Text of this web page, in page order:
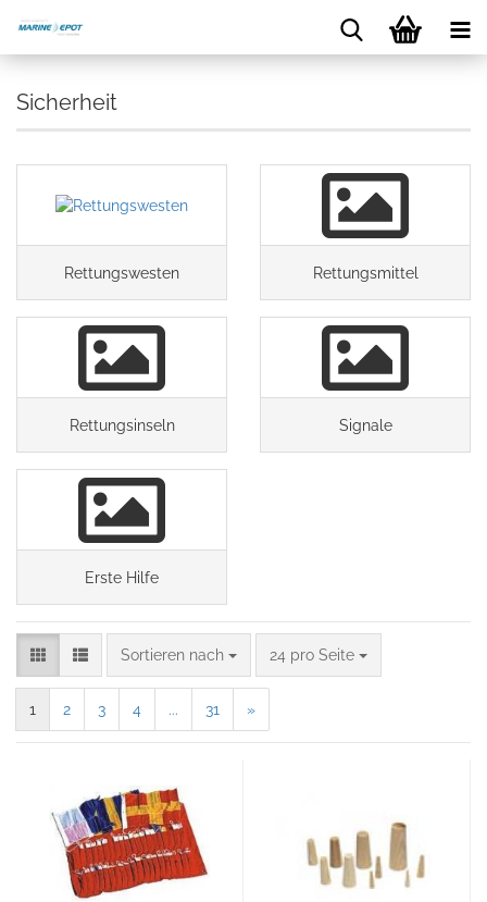
Sicherheit
Rettungswesten Rettungsmittel
Rettungsinseln Signale
Erste Hilfe
Sortieren nach 24 pro Seite
1 2 3 4 ... 31 »